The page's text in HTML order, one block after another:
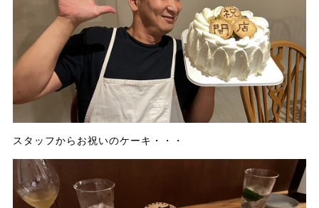
スタッフからお祝いのケーキ・・・